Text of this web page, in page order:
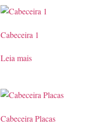
Cabeceira 1
Leia mais
Cabeceira Placas